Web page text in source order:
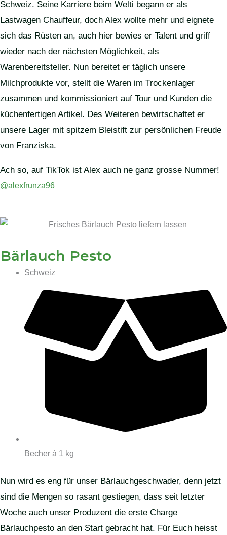
Schweiz. Seine Karriere beim Welti begann er als
Lastwagen Chauffeur, doch Alex wollte mehr und eignete
sich das Rüsten an, auch hier bewies er Talent und griff
wieder nach der nächsten Möglichkeit, als
Warenbereitsteller. Nun bereitet er täglich unsere
Milchprodukte vor, stellt die Waren im Trockenlager
zusammen und kommissioniert auf Tour und Kunden die
küchenfertigen Artikel. Des Weiteren bewirtschaftet er
unsere Lager mit spitzem Bleistift zur persönlichen Freude
von Franziska.
Ach so, auf TikTok ist Alex auch ne ganz grosse Nummer!
@alexfrunza96
Bärlauch Pesto
Schweiz
Becher à 1 kg
Nun wird es eng für unser Bärlauchgeschwader, denn jetzt
sind die Mengen so rasant gestiegen, dass seit letzter
Woche auch unser Produzent die erste Charge
Bärlauchpesto an den Start gebracht hat. Für Euch heisst